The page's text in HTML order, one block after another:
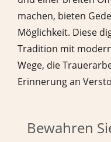
machen, bieten
Möglichkeit. Diese
Tradition mit
Wege, die
Erinnerung an
Bewahren